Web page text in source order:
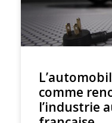
comme
l’industrie